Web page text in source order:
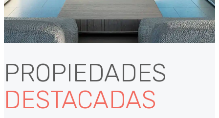
PROPIEDADES
DESTACADAS